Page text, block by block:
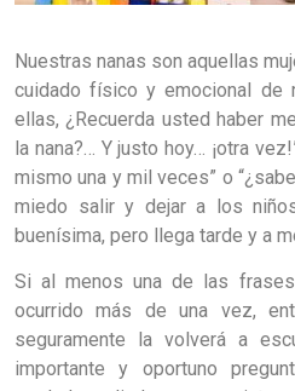
Nuestras nanas son aquellas
cuidado físico y emocional de
ellas, ¿Recuerda usted haber
la nana?… Y justo hoy… ¡otra
mismo una y mil veces” o
miedo salir y dejar a los
buenísima, pero llega tarde y a
Si al menos una de las
ocurrido más de una vez,
seguramente la volverá a
importante y oportuno